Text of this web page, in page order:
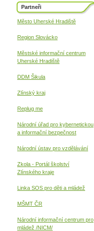
Partneři
Město Uherské Hradiště
Region Slovácko
Městské informační centrum
Uherské Hradiště
DDM Šikula
Zlínský kraj
Replug me
Národní úřad pro kybernetickou
a informační bezpečnost
Národní ústav pro vzdělávání
Zkola - Portál školství
Zlínského kraje
Linka SOS pro děti a mládež
MŠMT ČR
Národní informační centrum pro
mládež /NICM/